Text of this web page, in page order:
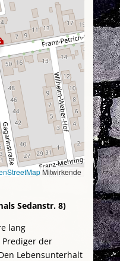
Mitwirkende
Sedanstr. 8)
lang
der
Lebensunterhalt